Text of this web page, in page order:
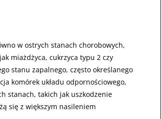
w ostrych stanach chorobowych,
miażdżyca, cukrzyca typu 2 czy
stanu zapalnego, często określanego
komórek układu odpornościowego,
stanach, takich jak uszkodzenie
się z większym nasileniem